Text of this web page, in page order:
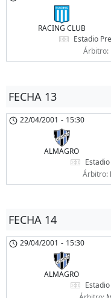
RACING CLUB
Estadio
Árbitro:
FECHA 13
22/04/2001 - 15:30
ALMAGRO
Estadio
Árbitro:
FECHA 14
29/04/2001 - 15:30
ALMAGRO
Estadio